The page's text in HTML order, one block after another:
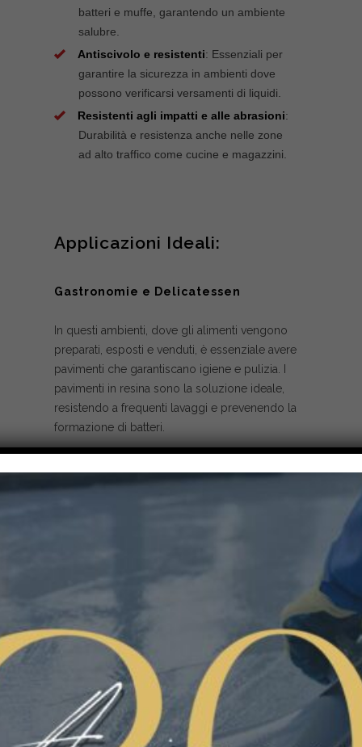
batteri e muffe, garantendo un ambiente
salubre.
Antiscivolo e resistenti: Essenziali per
garantire la sicurezza in ambienti dove
possono verificarsi versamenti di liquidi.
Resistenti agli impatti e alle abrasioni:
Durabilità e resistenza anche nelle zone
ad alto traffico come cucine e magazzini.
Applicazioni Ideali:
Gastronomie e Delicatessen
In questi ambienti, dove gli alimenti vengono
preparati, esposti e venduti, è essenziale avere
pavimenti che garantiscano igiene e pulizia. I
pavimenti in resina sono la soluzione ideale,
resistendo a frequenti lavaggi e prevenendo la
formazione di batteri.
Produzione e Magazzini di Prodotti
sicurezza sono fondamentali. I pavimenti in
abrasioni e alle sostanze chimiche,
garantendo un ambiente salubre e sicuro.
Cucine di Ristoranti e Hotel
In cucina, dove il cibo viene preparato, è